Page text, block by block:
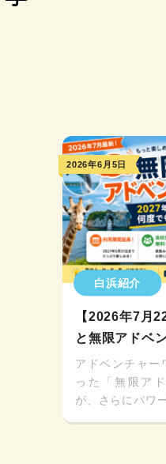
2026年6月5日
白浜紹介
【2026年7月
と無限アドベ
アドベンチャー
った「無限ア
が、さらにパワ